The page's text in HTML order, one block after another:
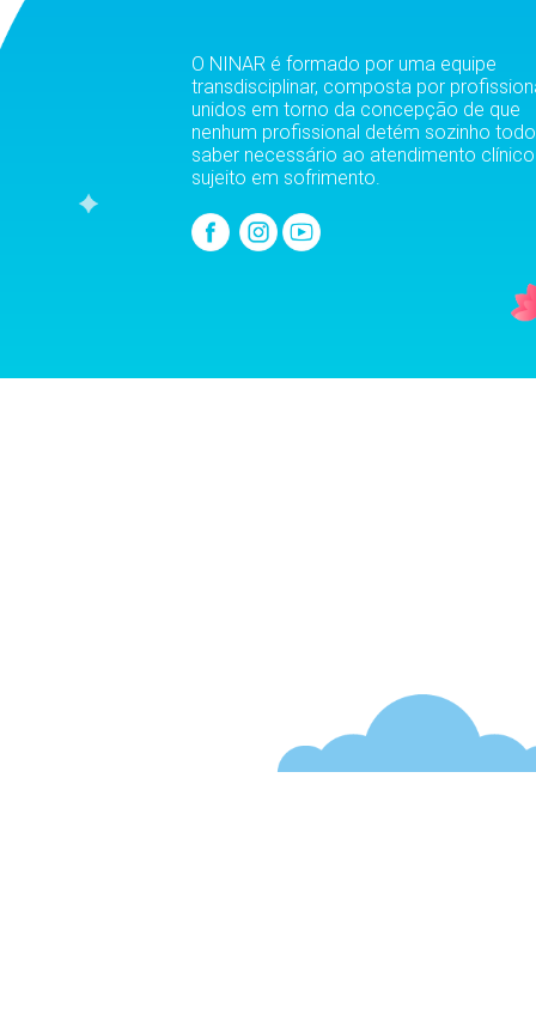
O NINAR é formado por uma equipe
transdisciplinar, composta por
unidos em torno da concepção de que
nenhum profissional detém sozinho
saber necessário ao atendimento
sujeito em sofrimento.